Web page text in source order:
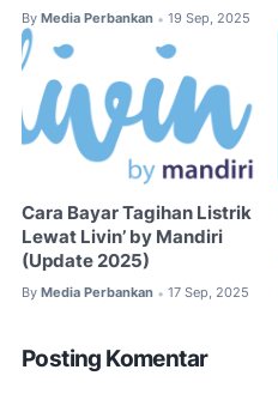
By Media Perbankan • 19 Sep, 2025
Cara Bayar Tagihan Listrik
Lewat Livin’ by Mandiri
(Update 2025)
By Media Perbankan • 17 Sep, 2025
Posting Komentar